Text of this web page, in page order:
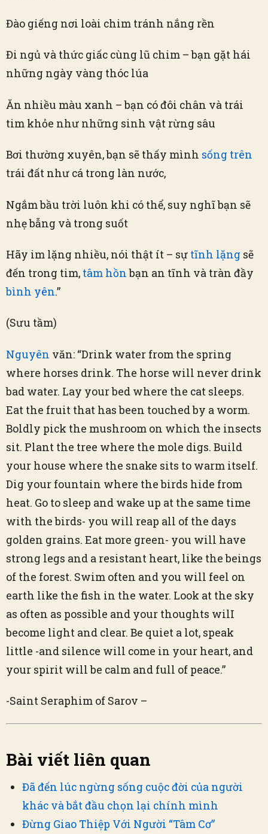
Đào giếng nơi loài chim tránh nắng rền
Đi ngủ và thức giấc cùng lũ chim – bạn gặt hái
những ngày vàng thóc lúa
Ăn nhiều màu xanh – bạn có đôi chân và trái
tim khỏe như những sinh vật rừng sâu
Bơi thường xuyên, bạn sẽ thấy mình sống trên
trái đất như cá trong làn nước,
Ngắm bầu trời luôn khi có thể, suy nghĩ bạn sẽ
nhẹ bẫng và trong suốt
Hãy im lặng nhiều, nói thật ít – sự tĩnh lặng sẽ
đến trong tim, tâm hồnbạn an tĩnh và tràn đầy
bình yên.”
(Sưu tầm)
Nguyên văn: “Drink water from the spring
where horses drink. The horse will never drink
bad water. Lay your bed where the cat sleeps.
Eat the fruit that has been touched by a worm.
Boldly pick the mushroom on which the insects
sit. Plant the tree where the mole digs. Build
your house where the snake sits to warm itself.
Dig your fountain where the birds hide from
heat. Go to sleep and wake up at the same time
with the birds- you will reap all of the days
golden grains. Eat more green- you will have
strong legs and a resistant heart, like the beings
of the forest. Swim often and you will feel on
earth like the fish in the water. Look at the sky
as often as possible and your thoughts wilI
become light and clear. Be quiet a lot, speak
little -and silence will come in your heart, and
your spirit will be calm and full of peace.”
-Saint Seraphim of Sarov –
Bài viết liên quan
Đã đến lúc ngừng sống cuộc đời của người
khác và bắt đầu chọn lại chính mình
Đừng Giao Thiệp Với Người “Tâm Cơ”